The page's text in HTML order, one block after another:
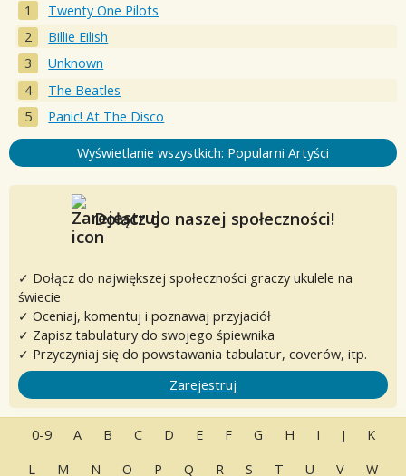
Twenty One Pilots
Billie Eilish
Unknown
The Beatles
Panic! At The Disco
Wyświetlanie wszystkich: Popularni Artyści
Dołącz do naszej społeczności!
✓ Dołącz do największej społeczności graczy ukulele na
świecie
✓ Oceniaj, komentuj i poznawaj przyjaciół
✓ Zapisz tabulatury do swojego śpiewnika
✓ Przyczyniaj się do powstawania tabulatur, coverów, itp.
Zarejestruj
0-9 A B C D E F G H I J
K
L
M N O P Q R S T U V W